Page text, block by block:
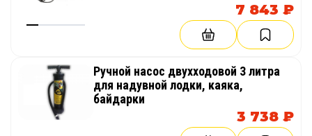
7 843 ₽
Ручной насос двухходовой 3 литра
для надувной лодки, каяка,
байдарки
3 738 ₽